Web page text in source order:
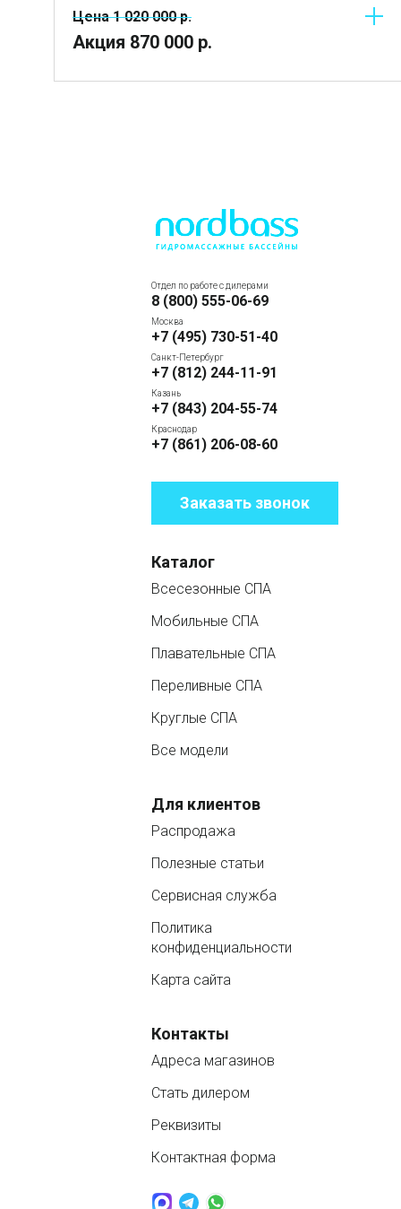
Цена1 020 000р.
Акция 870 000 р.
Отдел по работе с дилерами
8 (800) 555-06-69
Москва
+7 (495) 730-51-40
Санкт-Петербург
+7 (812) 244-11-91
Казань
+7 (843) 204-55-74
Краснодар
+7 (861) 206-08-60
Заказать звонок
Каталог
Всесезонные СПА
Мобильные СПА
Плавательные СПА
Переливные СПА
Круглые СПА
Все модели
Для клиентов
Распродажа
Полезные статьи
Сервисная служба
Политика
конфиденциальности
Карта сайта
Контакты
Адреса магазинов
Стать дилером
Реквизиты
Контактная форма